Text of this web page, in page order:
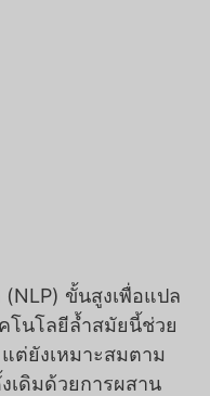
ขั้นสูงเพื่อแปล
โนโลยีล้ำสมัยนี้ช่วย
ต่ยังเหมาะสมตาม
เดิมด้วยการผสาน